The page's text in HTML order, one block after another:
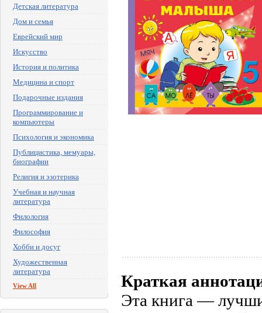
Детская литература
Дом и семья
Еврейский мир
Искусство
История и политика
Медицина и спорт
Подарочные издания
Программирование и
компьютеры
Психология и экономика
Публицистика, мемуары,
биографии
Религия и эзотерика
Учебная и научная
литература
Филология
Философия
Хобби и досуг
Художественная
литература
View All
Краткая
Эта книга —